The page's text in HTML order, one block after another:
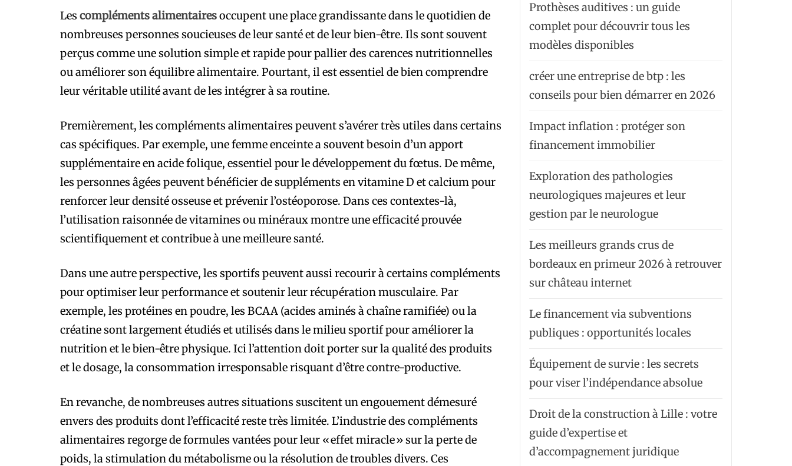
Les compléments alimentairesoccupent une place grandissante dans le quotidien de
nombreuses personnes soucieuses de leur santé et de leur bien-être. Ils sont souvent
perçus comme une solution simple et rapide pour pallier des carences nutritionnelles
ou améliorer son équilibre alimentaire. Pourtant, il est essentiel de bien comprendre
leur véritable utilité avant de les intégrer à sa routine.
Premièrement, les compléments alimentaires peuvent s’avérer très utiles dans certains
cas spécifiques. Par exemple, une femme enceinte a souvent besoin d’un apport
supplémentaire en acide folique, essentiel pour le développement du fœtus. De même,
les personnes âgées peuvent bénéficier de suppléments en vitamine D et calcium pour
renforcer leur densité osseuse et prévenir l’ostéoporose. Dans ces contextes-là,
l’utilisation raisonnée de vitamines ou minéraux montre une efficacité prouvée
scientifiquement et contribue à une meilleure santé.
Dans une autre perspective, les sportifs peuvent aussi recourir à certains compléments
pour optimiser leur performance et soutenir leur récupération musculaire. Par
exemple, les protéines en poudre, les BCAA (acides aminés à chaîne ramifiée) ou la
créatine sont largement étudiés et utilisés dans le milieu sportif pour améliorer la
nutrition et le bien-être physique. Ici l’attention doit porter sur la qualité des produits
et le dosage, la consommation irresponsable risquant d’être contre-productive.
En revanche, de nombreuses autres situations suscitent un engouement démesuré
envers des produits dont l’efficacité reste très limitée. L’industrie des compléments
alimentaires regorge de formules vantées pour leur « effet miracle » sur la perte de
poids, la stimulation du métabolisme ou la résolution de troubles divers. Ces
Prothèses auditives : un guide
complet pour découvrir tous les
modèles disponibles
créer une entreprise de btp : les
conseils pour bien démarrer en 2026
Impact inflation : protéger son
financement immobilier
Exploration des pathologies
neurologiques majeures et leur
gestion par le neurologue
Les meilleurs grands crus de
bordeaux en primeur 2026 à retrouver
sur château internet
Le financement via subventions
publiques : opportunités locales
Équipement de survie : les secrets
pour viser l’indépendance absolue
Droit de la construction à Lille : votre
guide d’expertise et
d’accompagnement juridique